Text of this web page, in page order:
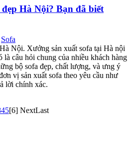
Hà Nội? Bạn đã biết
Sofa
Nội. Xưởng sản xuất sofa tại Hà nội
câu hỏi chung của nhiều khách hàng
bộ sofa đẹp, chất lượng, và ưng ý
vị sản xuất sofa theo yêu cầu như
lời chính xác.
45[6] NextLast